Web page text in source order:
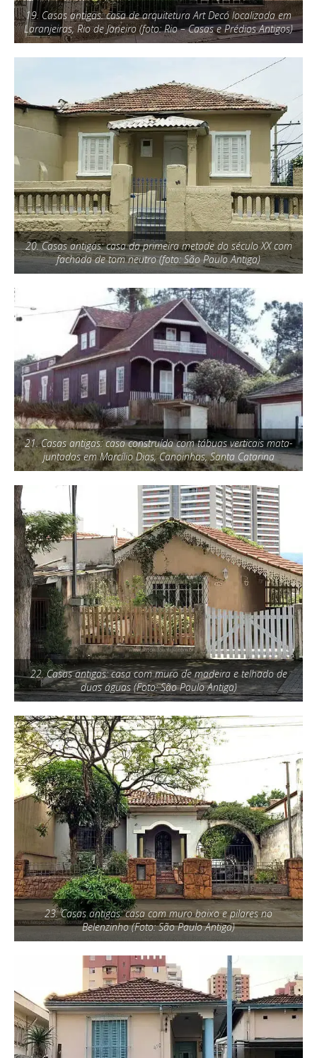
19. Casas antigas: casa de arquitetura Art Decó localizada em
Laranjeiras, Rio de Janeiro (foto: Rio – Casas e Prédios Antigos)
20. Casas antigas: casa da primeira metade do século XX com
fachada de tom neutro (foto: São Paulo Antiga)
21. Casas antigas: casa construída com tábuas verticais mata-
juntadas em Marcílio Dias, Canoinhas, Santa Catarina
22. Casas antigas: casa com muro de madeira e telhado de
duas águas (Foto: São Paulo Antiga)
23. Casas antigas: casa com muro baixo e pilares no
Belenzinho (Foto: São Paulo Antiga)